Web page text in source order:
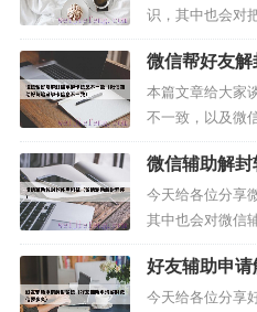
话，我的微信会
识，其中也会对
释，如果能碰巧
注本站（微信解
一览：1、微信
组建的微信群被
微信帮好友
信辅助好友
本篇文章给大家
不一致，以及微
应的知识点，希
本站喔。本文目
找了好几个朋友
致，我让我身边
微信辅助解
程序）
今天给各位分享
其中也会对微信
巧解决你现在面
解封平台），现
号被冻结了怎么
好友辅助申
封微信要多久
今天给各位分享